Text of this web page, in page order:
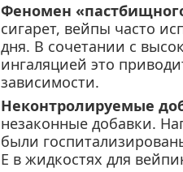
Феномен
сигарет, вейпы часто
дня. В сочетании с
ингаляцией это
зависимости.
Неконтролируемые
незаконные добавки.
были
Е в жидкостях для